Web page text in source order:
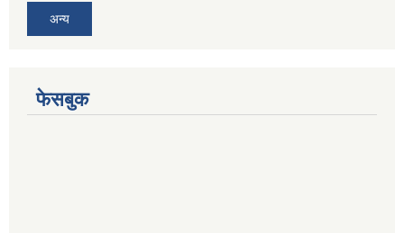
अन्य
फेसबुक